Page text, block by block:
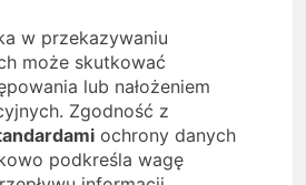
w przekazywaniu
może skutkować
lub nałożeniem
Zgodność z
ochrony danych
podkreśla wagę